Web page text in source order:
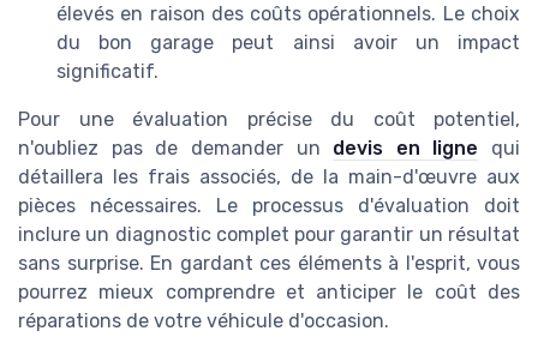
élevés en raison des coûts opérationnels. Le choix
du bon garage peut ainsi avoir un impact
significatif.
Pour une évaluation précise du coût potentiel,
n'oubliez pas de demander un devis en ligne qui
détaillera les frais associés, de la main-d'œuvre aux
pièces nécessaires. Le processus d'évaluation doit
inclure un diagnostic complet pour garantir un résultat
sans surprise. En gardant ces éléments à l'esprit, vous
pourrez mieux comprendre et anticiper le coût des
réparations de votre véhicule d'occasion.